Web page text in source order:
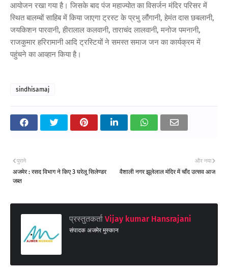
आयोजन रखा गया है। जिसके बाद पंज महाज्योत का विसर्जन मंदिर परिसर में
स्थित बालम्बों साहिब में किया जाएगा ट्रस्ट के प्रभु लौंगानी, हेमंत दास छबलानी,
जयकिशन पारवानी, हीरालाल कलवानी, ताराचंद लालवानी, मनोज पमनानी,
राजकुमार हरिरामानी आदि ट्रस्टियों ने समस्त समाज जन का कार्यक्रम में
पहुंचने का आव्हान किया है।
sindhisamaj
और नया
वैशाली नगर झूलेलाल मंदिर में चाँद उत्सव आज
पुराने
अजमेर : रसद विभाग ने किए 3 घरेलू सिलेण्डर
जब्त
प्रस्तुतकर्ता Vijay kumar Hansrajani
संपादक अजमेर मुस्कान